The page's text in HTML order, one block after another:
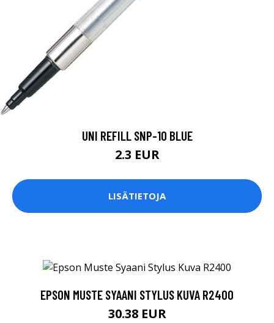
UNI REFILL SNP-10 BLUE
2.3 EUR
LISÄTIETOJA
EPSON MUSTE SYAANI STYLUS KUVA R2400
30.38 EUR